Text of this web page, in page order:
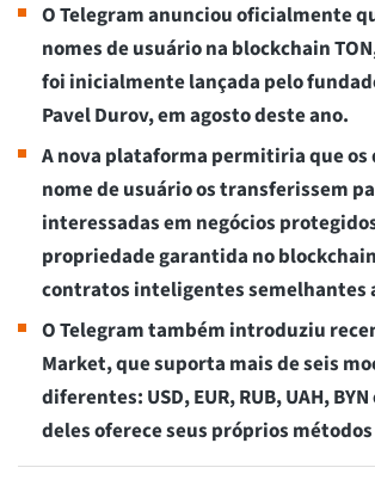
O Telegram anunciou oficialmente
nomes de usuário na blockchain
foi inicialmente lançada pelo
Pavel Durov, em agosto deste ano.
A nova plataforma permitiria que
nome de usuário os transferissem
interessadas em negócios
propriedade garantida no
contratos inteligentes semelhantes
O Telegram também introduziu
Market, que suporta mais de seis
diferentes: USD, EUR, RUB, UAH, BYN
deles oferece seus próprios